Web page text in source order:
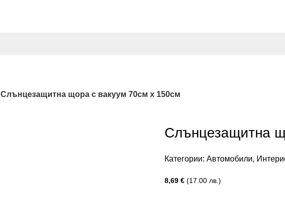
Слънцезащитна щора с вакуум 70см х 150см
Слънцезащитна
Категории: Автомобили,
8,69 € (17.00 лв.)